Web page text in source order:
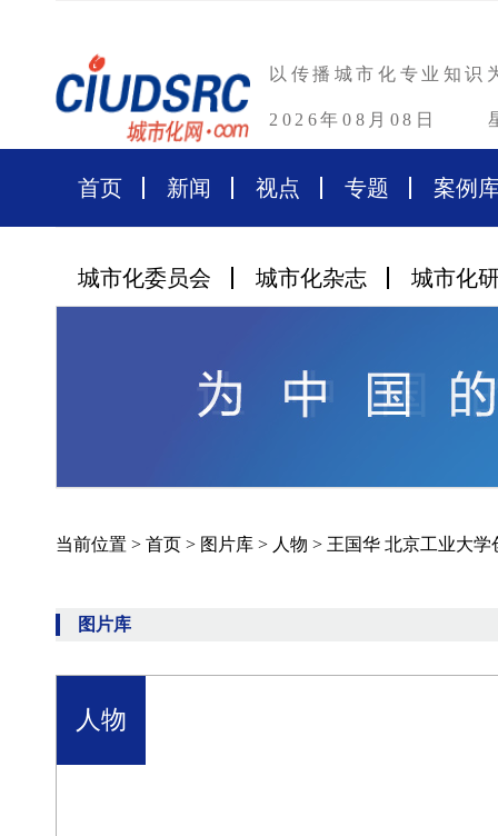
以传播城市化专业知识
2026年08月08日
首页 新闻 视点 专题 案例
城市化委员会 城市化杂志 城市化
当前位置 > 首页 > 图片库 > 人物 > 王国华 北京工业大
图片库
人物